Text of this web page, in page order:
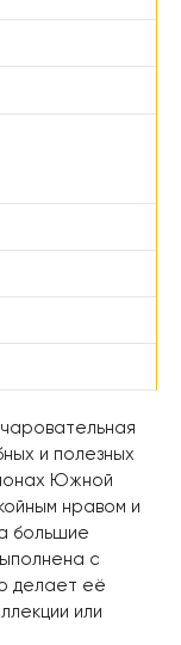
и полезных
Южной
нравом и
большие
с
делает её
или